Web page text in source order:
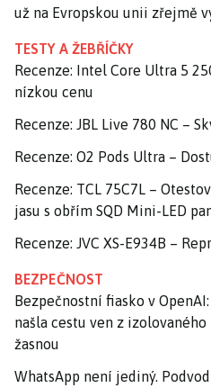
už na Evropskou unii zřejmě
TESTY A ŽEBŘÍČKY
Recenze: Intel Core Ultra 5
nízkou cenu
Recenze: JBL Live 780 NC –
Recenze: O2 Pods Ultra –
Recenze: TCL 75C7L –
jasu s obřím SQD Mini-LED
Recenze: JVC XS-E934B –
BEZPEČNOST
Bezpečnostní fiasko v
našla cestu ven z
žasnou
WhatsApp není jediný.